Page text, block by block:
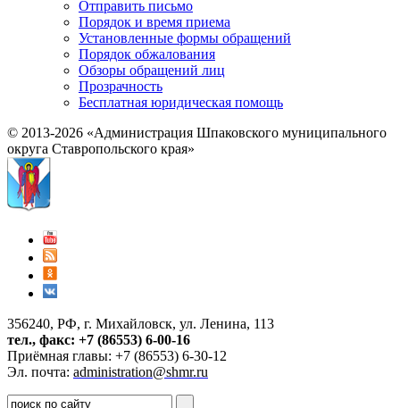
Отправить письмо
Порядок и время приема
Установленные формы обращений
Порядок обжалования
Обзоры обращений лиц
Прозрачность
Бесплатная юридическая помощь
© 2013-2026 «Администрация Шпаковского муниципального
округа Ставропольского края»
356240, РФ, г. Михайловск, ул. Ленина, 113
тел., факс: +7 (86553) 6-00-16
Приёмная главы: +7 (86553) 6-30-12
Эл. почта: administration@shmr.ru